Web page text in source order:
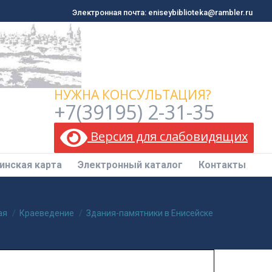
Электронная почта: eniseybiblioteka@rambler.ru
НУЖНА КОНСУЛЬТАЦИЯ?
+7(39195) 2-31-35
Версия для слабовидящих
карта Электронный каталог Контакты
Краеведение Здания-памятники в Енисейске
Электронная почта: eniseybiblioteka@rambler.ru
карта Электронный каталог